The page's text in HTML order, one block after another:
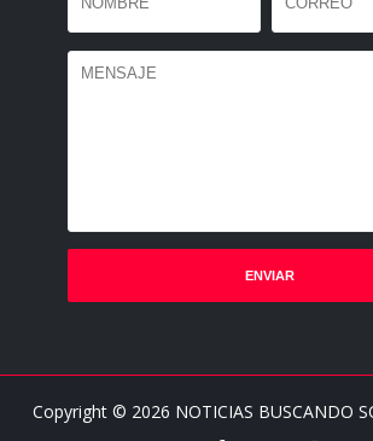
Copyright © 2026 NOTICIAS BUSCANDO